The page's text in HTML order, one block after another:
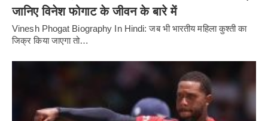
जानिए विनेश फोगाट के जीवन के बारे में
Vinesh Phogat Biography In Hindi: जब भी भारतीय महिला कुश्ती का
जिक्र किया जाएगा तो…